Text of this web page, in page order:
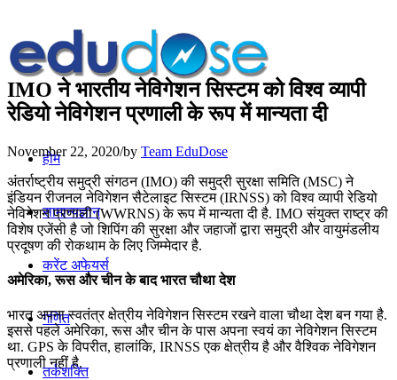
होम
सामान्यज्ञान
करेंट अफेयर्स
गणित
तर्कशक्ति
IMO ने भारतीय नेविगेशन सिस्टम को विश्व व्यापी
रेडियो नेविगेशन प्रणाली के रूप में मान्यता दी
November 22, 2020/by Team EduDose
अंतर्राष्ट्रीय समुद्री संगठन (IMO) की समुद्री सुरक्षा समिति (MSC) ने
इंडियन रीजनल नेविगेशन सैटेलाइट सिस्टम (IRNSS) को विश्व व्यापी रेडियो
नेविगेशन प्रणाली (WWRNS) के रूप में मान्यता दी है. IMO संयुक्त राष्ट्र की
विशेष एजेंसी है जो शिपिंग की सुरक्षा और जहाजों द्वारा समुद्री और वायुमंडलीय
प्रदूषण की रोकथाम के लिए जिम्मेदार है.
अमेरिका, रूस और चीन के बाद भारत चौथा देश
भारत अपना स्वतंत्र क्षेत्रीय नेविगेशन सिस्टम रखने वाला चौथा देश बन गया है.
इससे पहले अमेरिका, रूस और चीन के पास अपना स्वयं का नेविगेशन सिस्टम
था. GPS के विपरीत, हालांकि, IRNSS एक क्षेत्रीय है और वैश्विक नेविगेशन
प्रणाली नहीं है.